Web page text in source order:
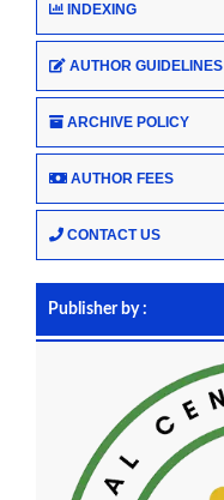
INDEXING
AUTHOR GUIDELINES
ARCHIVE POLICY
AUTHOR FEES
CONTACT US
Publisher by :